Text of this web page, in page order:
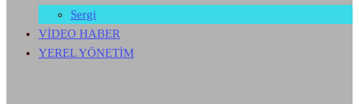
Sergi
VİDEO HABER
YEREL YÖNETİM